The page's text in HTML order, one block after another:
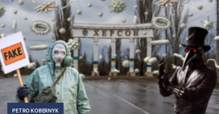
PETRO KOBERNYK